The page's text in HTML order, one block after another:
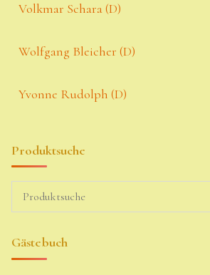
Volkmar Schara (D)
Wolfgang Bleicher (D)
Yvonne Rudolph (D)
Produktsuche
Gästebuch